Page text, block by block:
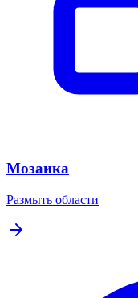
Мозаика
Размыть области